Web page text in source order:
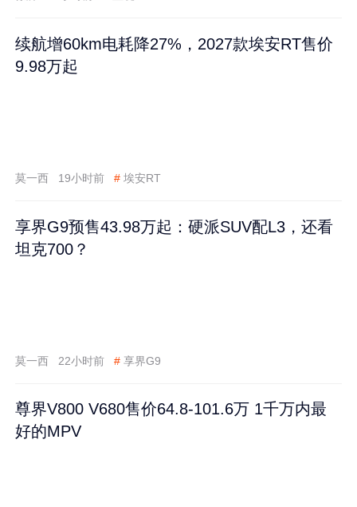
续航增60km电耗降27%，2027款埃安RT售价
9.98万起
莫一西 19小时前 # 埃安RT
享界G9预售43.98万起：硬派SUV配L3，还看
坦克700？
莫一西 22小时前 # 享界G9
尊界V800 V680售价64.8-101.6万 1千万内最
好的MPV